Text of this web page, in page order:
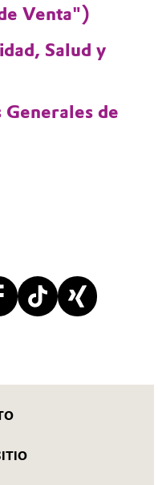
Venta")
Salud y
Generales de